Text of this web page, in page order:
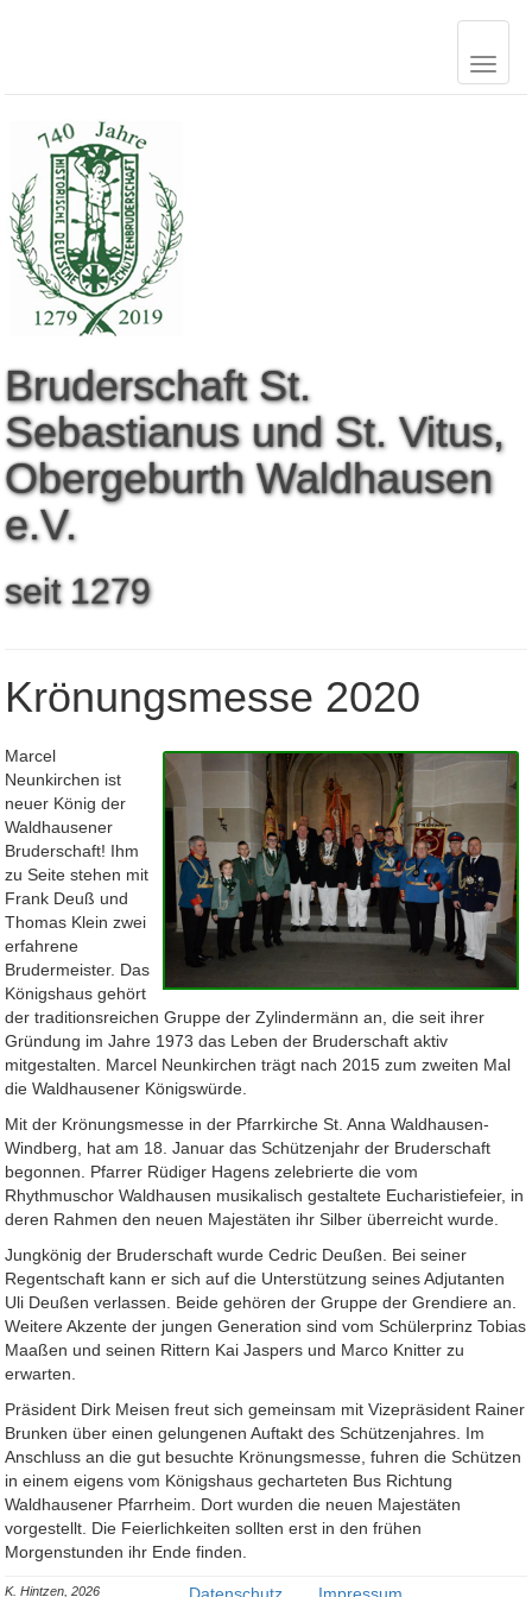
Bruderschaft St.
Sebastianus und St. Vitus,
Obergeburth Waldhausen
e.V.
seit 1279
Krönungsmesse 2020
Marcel
Neunkirchen ist
neuer König der
Waldhausener
Bruderschaft! Ihm
zu Seite stehen mit
Frank Deuß und
Thomas Klein zwei
erfahrene
Brudermeister. Das
Königshaus gehört
der traditionsreichen Gruppe der Zylindermänn an, die seit ihrer
Gründung im Jahre 1973 das Leben der Bruderschaft aktiv
mitgestalten. Marcel Neunkirchen trägt nach 2015 zum zweiten Mal
die Waldhausener Königswürde.
Mit der Krönungsmesse in der Pfarrkirche St. Anna Waldhausen-
Windberg, hat am 18. Januar das Schützenjahr der Bruderschaft
begonnen. Pfarrer Rüdiger Hagens zelebrierte die vom
Rhythmuschor Waldhausen musikalisch gestaltete Eucharistiefeier, in
deren Rahmen den neuen Majestäten ihr Silber überreicht wurde.
Jungkönig der Bruderschaft wurde Cedric Deußen. Bei seiner
Regentschaft kann er sich auf die Unterstützung seines Adjutanten
Uli Deußen verlassen. Beide gehören der Gruppe der Grendiere an.
Weitere Akzente der jungen Generation sind vom Schülerprinz Tobias
Maaßen und seinen Rittern Kai Jaspers und Marco Knitter zu
erwarten.
Präsident Dirk Meisen freut sich gemeinsam mit Vizepräsident Rainer
Brunken über einen gelungenen Auftakt des Schützenjahres. Im
Anschluss an die gut besuchte Krönungsmesse, fuhren die Schützen
in einem eigens vom Königshaus gecharteten Bus Richtung
Waldhausener Pfarrheim. Dort wurden die neuen Majestäten
vorgestellt. Die Feierlichkeiten sollten erst in den frühen
Morgenstunden ihr Ende finden.
K. Hintzen, 2026